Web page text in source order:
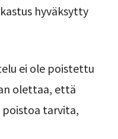
hyväksytty
ei ole poistettu
olettaa, että
tarvita,